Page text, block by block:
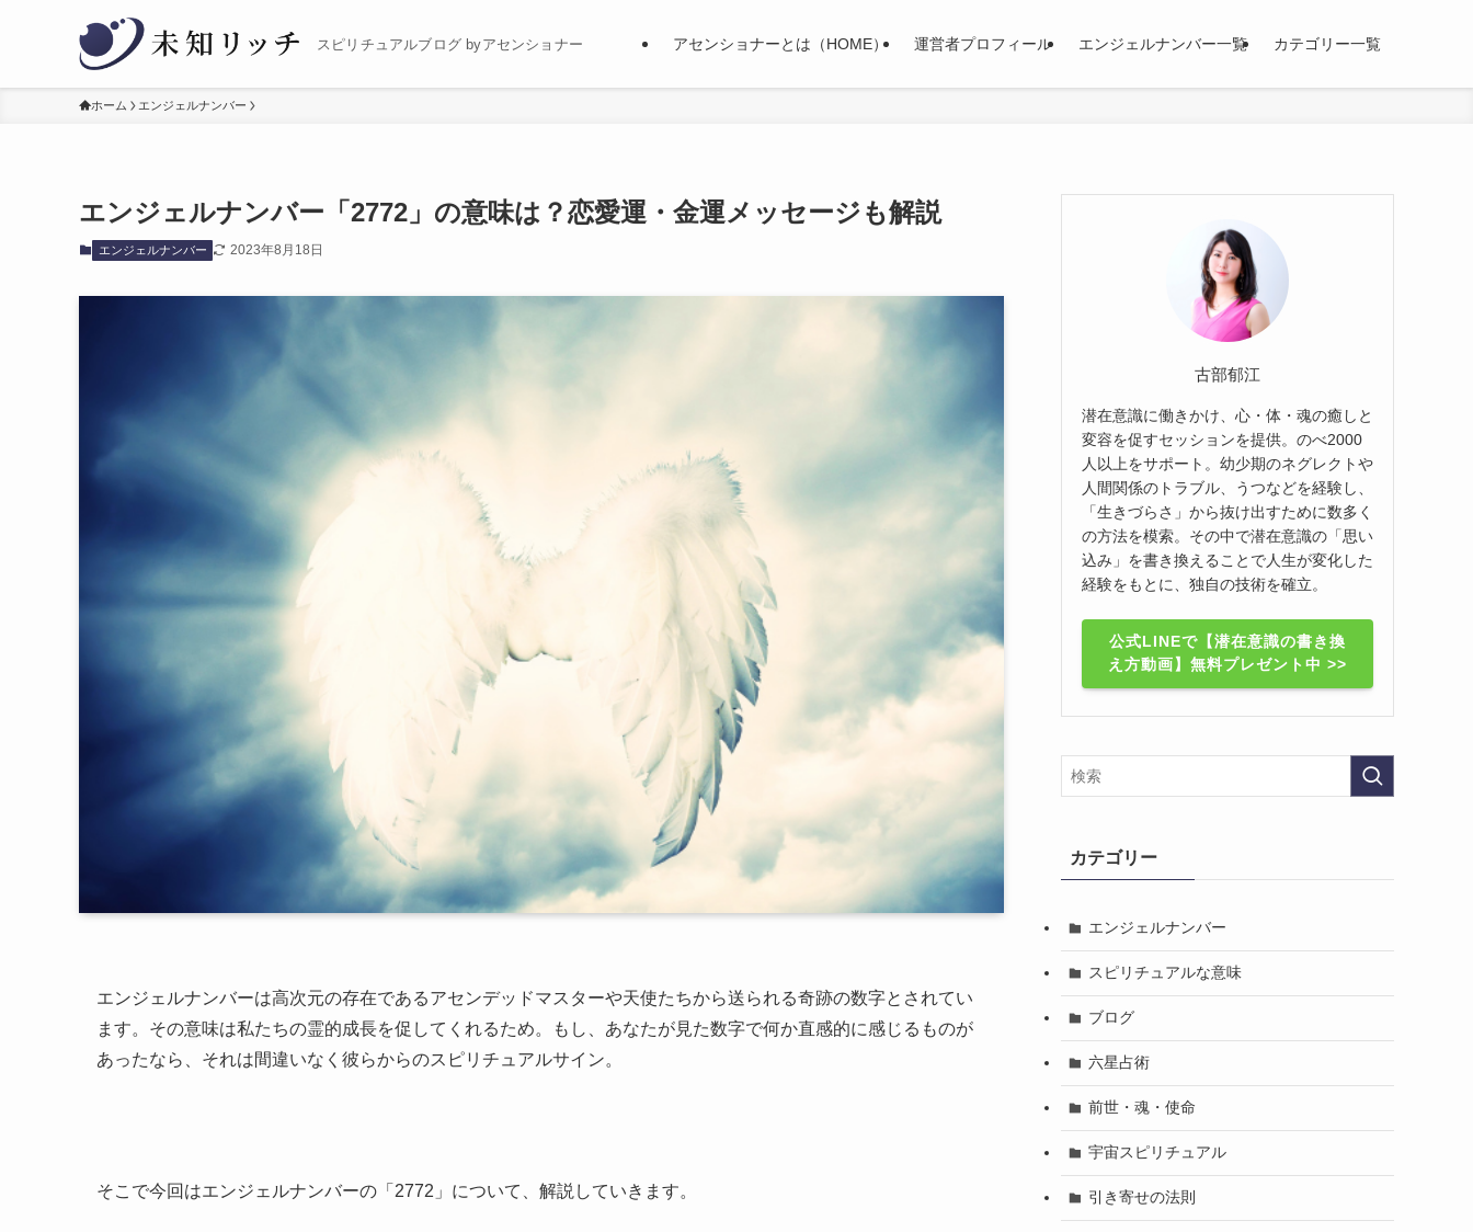
スピリチュアルブログ byアセンショナー アセンショナーとは（HOME） 運営者プロフィール エンジェルナンバー一覧 カテゴリー一覧
ホーム エンジェルナンバー
エンジェルナンバー「2772」の意味は？恋愛運・金運メッセージも解説
エンジェルナンバー 2023年8月18日
エンジェルナンバーは高次元の存在であるアセンデッドマスターや天使たちから送られる奇跡の数字とされてい
ます。その意味は私たちの霊的成長を促してくれるため。もし、あなたが見た数字で何か直感的に感じるものが
あったなら、それは間違いなく彼らからのスピリチュアルサイン。
そこで今回はエンジェルナンバーの「2772」について、解説していきます。
古部郁江
潜在意識に働きかけ、心・体・魂の癒しと
変容を促すセッションを提供。のべ2000
人以上をサポート。幼少期のネグレクトや
人間関係のトラブル、うつなどを経験し、
「生きづらさ」から抜け出すために数多く
の方法を模索。その中で潜在意識の「思い
込み」を書き換えることで人生が変化した
経験をもとに、独自の技術を確立。
公式LINEで【潜在意識の書き換
え方動画】無料プレゼント中 >>
カテゴリー
エンジェルナンバー
スピリチュアルな意味
ブログ
六星占術
前世・魂・使命
宇宙スピリチュアル
引き寄せの法則